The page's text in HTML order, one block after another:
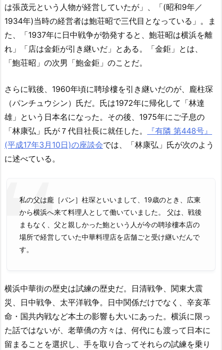
は張茂元という人物が経営していたが」、「(昭和9年／
1934年)当時の経営者は鮑荘昭で三代目となっている」。ま
た、「1937年に日中戦争が勃発すると、鮑荘昭は横浜を離
れ」「店は金鉅が引き継いだ」とある。「金鉅」とは、
「鮑荘昭」の次男「鮑金鉅」のことだ。
さらに戦後、1960年頃に聘珍樓を引き継いだのが、龐柱琛
（パンチュウシン）氏だ。氏は1972年に帰化して「林達
雄」という日本名になった。その後、1975年にご子息の
「林康弘」氏が７代目社長に就任した。
『有隣 第448号』
(平成17年3月10日)の座談会では、「林康弘」氏が次のよう
に述べている。
私の父は龐［バン］柱琛といいまして、19歳のとき、広東
から横浜へ来て料理人として働いていました。 父は、戦後
まもなく、父と親しかった鮑という人が今の聘珍樓本店の
場所で経営していた中華料理店を店舗ごと受け継いだんで
す。
横浜中華街の歴史は試練の歴史だ。日清戦争、関東大震
災、日中戦争、太平洋戦争。日中関係だけでなく、辛亥革
命・国共内戦など本土の影響も大いにあった。横浜に限っ
た話ではないが、老華僑の方々は、何代にも渡って日本に
留まることを選択し、手を取り合ってそれらの試練を乗り